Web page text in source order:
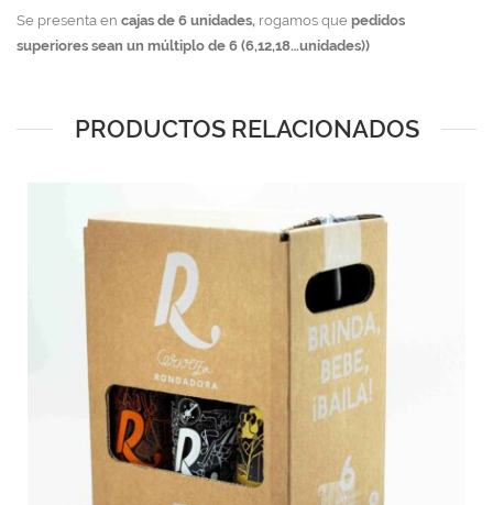
Se presenta en cajas de 6 unidades, rogamos que pedidos
superiores sean un múltiplo de 6 (6,12,18…unidades))
PRODUCTOS RELACIONADOS